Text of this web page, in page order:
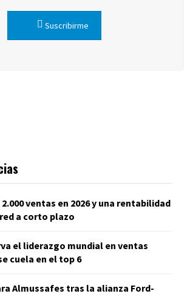
Suscribirme
ventas en 2026 y una rentabilidad
a corto plazo
el liderazgo mundial en ventas
cuela en el top 6
Almussafes tras la alianza Ford-